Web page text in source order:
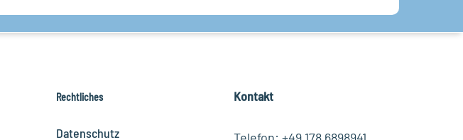
Rechtliches
Datenschutz
Kontakt